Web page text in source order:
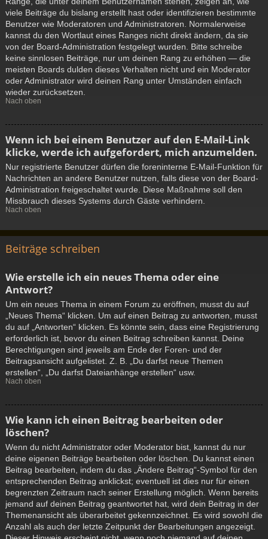
viele Beiträge du bislang erstellt hast oder identifizieren bestimmte
Benutzer wie Moderatoren und Administratoren. Normalerweise
kannst du den Wortlaut eines Ranges nicht direkt ändern, da sie
von der Board-Administration festgelegt wurden. Bitte schreibe
keine sinnlosen Beiträge, nur um deinen Rang zu erhöhen — die
meisten Boards dulden dieses Verhalten nicht und ein Moderator
oder Administrator wird deinen Rang unter Umständen einfach
wieder zurücksetzen.
Nach oben
Wenn ich bei einem Benutzer auf den E-Mail-Link
klicke, werde ich aufgefordert, mich anzumelden.
Nur registrierte Benutzer dürfen die foreninterne E-Mail-Funktion für
Nachrichten an andere Benutzer nutzen, falls diese von der Board-
Administration freigeschaltet wurde. Diese Maßnahme soll den
Missbrauch dieses Systems durch Gäste verhindern.
Nach oben
Beiträge schreiben
Wie erstelle ich ein neues Thema oder eine
Antwort?
Um ein neues Thema in einem Forum zu eröffnen, musst du auf
„Neues Thema“ klicken. Um auf einen Beitrag zu antworten, musst
du auf „Antworten“ klicken. Es könnte sein, dass eine Registrierung
erforderlich ist, bevor du einen Beitrag schreiben kannst. Deine
Berechtigungen sind jeweils am Ende der Foren- und der
Beitragsansicht aufgelistet. Z. B. „Du darfst neue Themen
erstellen“, „Du darfst Dateianhänge erstellen“ usw.
Nach oben
Wie kann ich einen Beitrag bearbeiten oder
löschen?
Wenn du nicht Administrator oder Moderator bist, kannst du nur
deine eigenen Beiträge bearbeiten oder löschen. Du kannst einen
Beitrag bearbeiten, indem du das „Ändere Beitrag“-Symbol für den
entsprechenden Beitrag anklickst; eventuell ist dies nur für einen
begrenzten Zeitraum nach seiner Erstellung möglich. Wenn bereits
jemand auf deinen Beitrag geantwortet hat, wird dein Beitrag in der
Themenansicht als überarbeitet gekennzeichnet. Es wird sowohl die
Anzahl als auch der letzte Zeitpunkt der Bearbeitungen angezeigt.